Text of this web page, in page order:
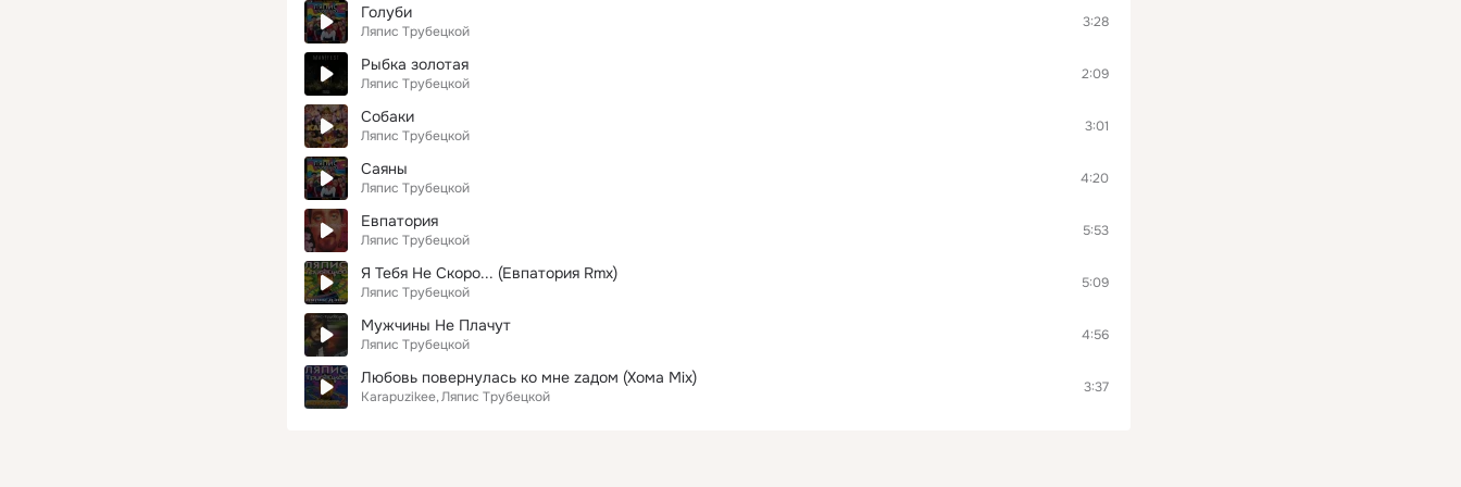
Голуби
Ляпис Трубецкой
3:28
Рыбка золотая
Ляпис Трубецкой
2:09
Собаки
Ляпис Трубецкой
3:01
Саяны
Ляпис Трубецкой
4:20
Евпатория
Ляпис Трубецкой
5:53
Я Тебя Не Скоро... (Евпатория Rmx)
Ляпис Трубецкой
5:09
Мужчины Не Плачут
Ляпис Трубецкой
4:56
Любовь повернулась ко мне zадом (Хома Mix)
Karapuzikee Ляпис Трубецкой
3:37